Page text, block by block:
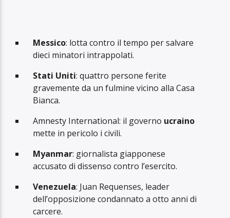
Messico: lotta contro il tempo per salvare
dieci minatori intrappolati.
Stati Uniti: quattro persone ferite
gravemente da un fulmine vicino alla Casa
Bianca.
Amnesty International: il governo ucraino
mette in pericolo i civili.
Myanmar: giornalista giapponese
accusato di dissenso contro l’esercito.
Venezuela: Juan Requenses, leader
dell’opposizione condannato a otto anni di
carcere.